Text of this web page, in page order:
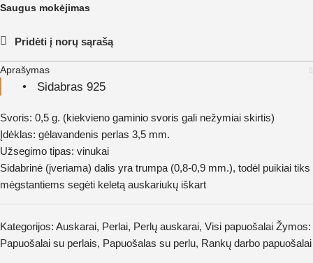
Saugus mokėjimas
Pridėti į norų sąrašą
Aprašymas
• Sidabras 925
Svoris: 0,5 g. (kiekvieno gaminio svoris gali nežymiai skirtis)
Įdėklas: gėlavandenis perlas 3,5 mm.
Užsegimo tipas: vinukai
Sidabrinė (įveriama) dalis yra trumpa (0,8-0,9 mm.), todėl puikiai tiks
mėgstantiems segėti keletą auskariukų iškart
Kategorijos: Auskarai, Perlai, Perlų auskarai, Visi papuošalai Žymos:
Papuošalai su perlais, Papuošalas su perlu, Rankų darbo papuošalai